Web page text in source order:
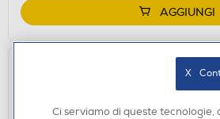
AGGIUNGI
Ci serviamo di queste tecnologie,
X